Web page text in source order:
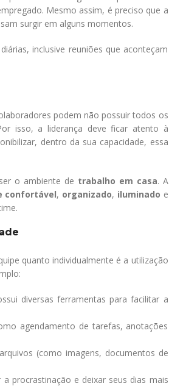
Mesmo assim, é preciso que a
surgir em alguns momentos.
inclusive reuniões que aconteçam
podem não possuir todos os
isso, a liderança deve ficar atento à
dentro da sua capacidade, essa
o ambiente de trabalho em casa. A
confortável, organizado, iluminado e
quanto individualmente é a utilização
diversas ferramentas para facilitar a
agendamento de tarefas, anotações
(como imagens, documentos de
procrastinação e deixar seus dias mais